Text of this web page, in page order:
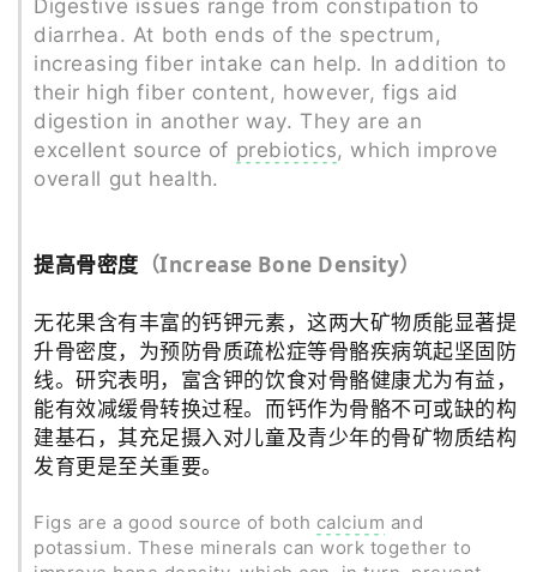
Digestive issues range from constipation to
diarrhea. At both ends of the spectrum,
increasing fiber intake can help. In addition to
their high fiber content, however, figs aid
digestion in another way. They are an
excellent source of prebiotics, which improve
overall gut health.
提高骨密度 （Increase Bone Density）
无花果含有丰富的钙钾元素，这两大矿物质能显著提
升骨密度，为预防骨质疏松症等骨骼疾病筑起坚固防
线。研究表明，富含钾的饮食对骨骼健康尤为有益，
能有效减缓骨转换过程。而钙作为骨骼不可或缺的构
建基石，其充足摄入对儿童及青少年的骨矿物质结构
发育更是至关重要。
Figs are a good source of both calcium and
potassium. These minerals can work together to